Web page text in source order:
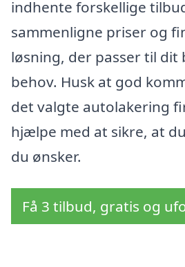
indhente forskellige
sammenligne priser og
løsning, der passer til dit
behov. Husk at god
det valgte autolakering
hjælpe med at sikre, at
du ønsker.
Få 3 tilbud, gratis og